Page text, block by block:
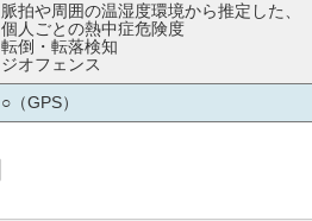
脈拍や周囲の温湿度環境から推定した、
個人ごとの熱中症危険度
転倒・転落検知
ジオフェンス
○（GPS）